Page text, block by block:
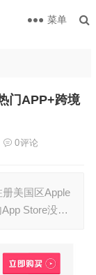
菜单
门APP+跨境
0评论
美国区Apple
App Store没…